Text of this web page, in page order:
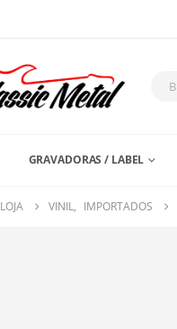
GRAVADORAS / LABEL
LOJA VINIL, IMPORTADOS